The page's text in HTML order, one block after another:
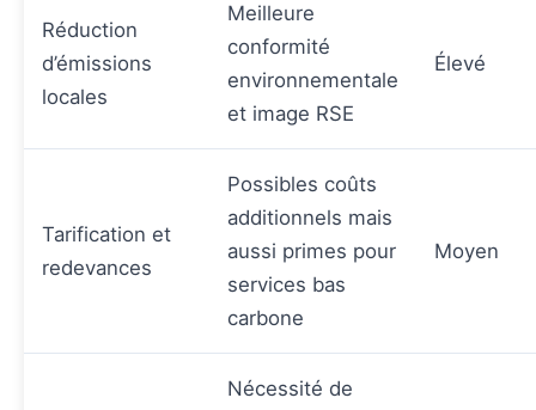
Réduction
d’émissions
locales
Meilleure
conformité
environnementale
et image RSE
Élevé
Tarification et
redevances
Possibles coûts
additionnels mais
aussi primes pour
services bas
carbone
Moyen
Nécessité de